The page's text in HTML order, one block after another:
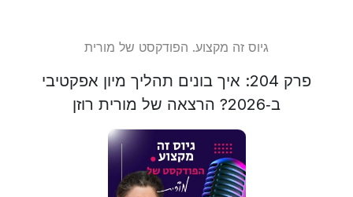
גיוס זה מקצוע. הפודקסט של מורית
פרק 204: איך בונים תהליך מיון אפקטיבי
ב‑2026? הרצאה של מורית רוזן